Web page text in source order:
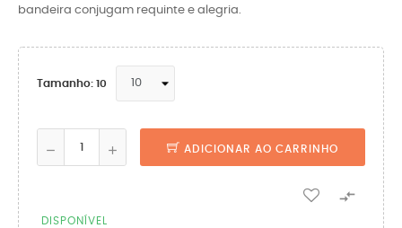
bandeira conjugam requinte e alegria.
Tamanho: 10
ADICIONAR AO CARRINHO

DISPONÍVEL